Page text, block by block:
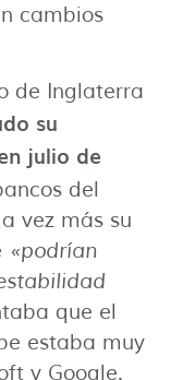
cambios
de Inglaterra
su
julio de
del
vez más su
«podrían
que el
estaba muy
y Google.